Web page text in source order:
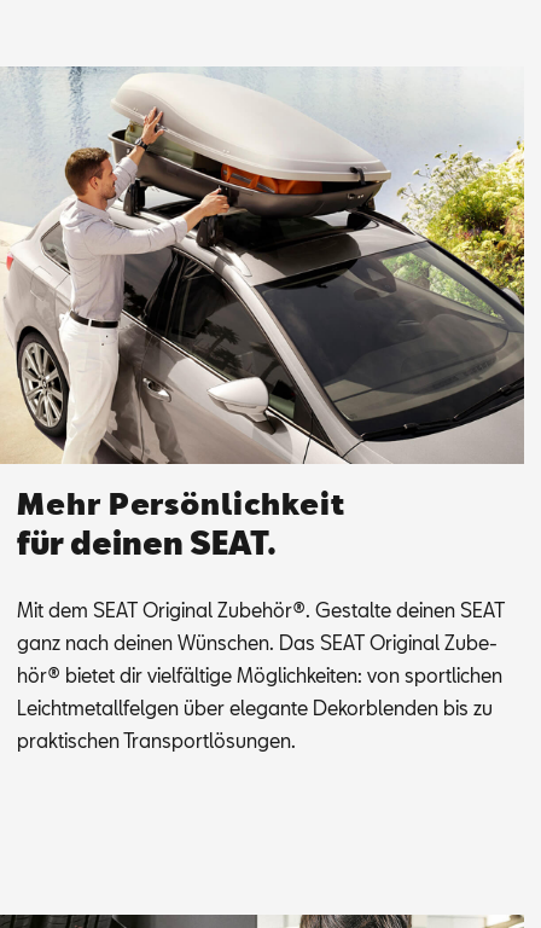
Mehr Persönlichkeit
für deinen SEAT.
Mit dem SEAT Ori­gi­nal Zu­be­hör®. Ge­stal­te dei­nen SEAT
ganz nach dei­nen Wün­schen. Das SEAT Ori­gi­nal Zu­be­
hör® bie­tet dir viel­fäl­ti­ge Mög­lich­kei­ten: von sport­li­chen
Leicht­me­tall­fel­gen über ele­gan­te De­kor­blen­den bis zu
prak­ti­schen Trans­port­lö­sun­gen.